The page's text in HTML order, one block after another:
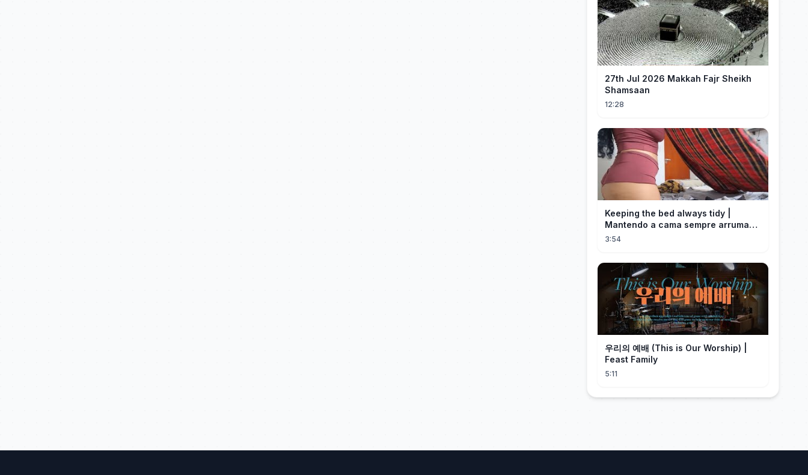
27th Jul 2026 Makkah Fajr Sheikh
Shamsaan
12:28
Keeping the bed always tidy |
Mantendo a cama sempre arrumada
🛌
3:54
우리의 예배 (This is Our Worship) |
Feast Family
5:11